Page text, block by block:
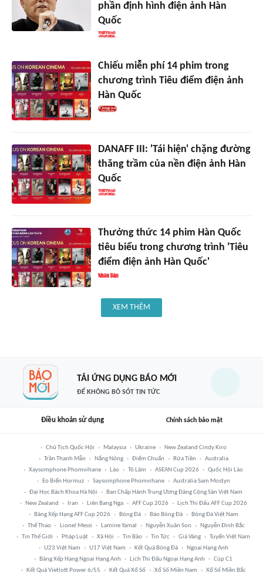
phần định hình điện ảnh Hàn
Quốc
Chiếu miễn phí 14 phim trong
chương trình Tiêu điểm điện ảnh
Hàn Quốc
DANAFF III: 'Tái hiện' chặng đường
thăng trầm của nền điện ảnh Hàn
Quốc
Thưởng thức 14 phim Hàn Quốc
tiêu biểu trong chương trình 'Tiêu
điểm điện ảnh Hàn Quốc'
XEM THÊM
TẢI ỨNG DỤNG BÁO MỚI
ĐỂ KHÔNG BỎ SÓT TIN TỨC
Điều khoản sử dụng Chính sách bảo mật
Chủ Tịch Quốc Hội Malaysia Ukraine
New Zealand Cindy Kiro
Trần Thanh Mẫn
Nắng Nóng Điểm Chuẩn Rửa Tiền
Australia
Xaysomphone Phomvihane
Lào Tô Lâm ASEAN Cup 2026
Quốc Hội Lào
Eo Biển Hormuz
Saysomphone Phomvihane
Australia Sam Mostyn
Đại Học Bách Khoa Hà Nội
Ban Chấp Hành Trung Ương Đảng Cộng Sản Việt Nam
New Zealand
Iran Liên Bang Nga AFF Cup 2026
Lịch Thi Đấu AFF Cup 2026
Bảng Xếp Hạng AFF Cup 2026
Bóng Đá Báo Bóng Đá
Bóng Đá Việt Nam
Thể Thao
Lionel Messi Lamine Yamal Nguyễn Xuân Son
Nguyễn Đình Bắc
Tin Thế Giới
Pháp Luật Xã Hội Tin Bão Tin Tức Giá Vàng
Tuyển Việt Nam
U23 Việt Nam
U17 Việt Nam Kết Quả Bóng Đá
Ngoại Hạng Anh
Bảng Xếp Hạng Ngoại Hạng Anh
Lịch Thi Đấu Ngoại Hạng Anh
Cúp C1
Kết Quả Vietlott Power 6/55
Kết Quả Xổ Số Xổ Số Miền Nam Xổ Số Miền Bắc